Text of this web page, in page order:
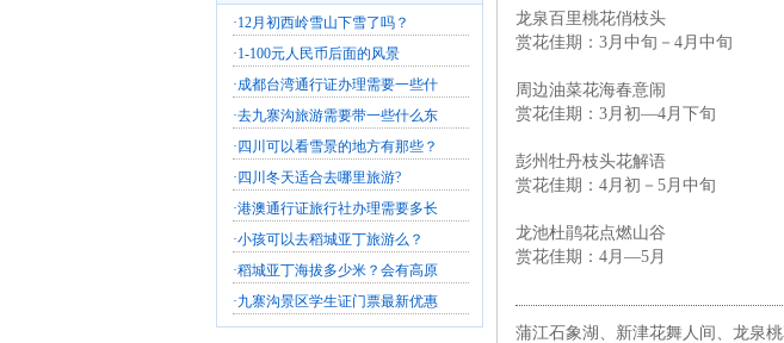
·12月初西岭雪山下雪了吗？
·1-100元人民币后面的风景
·成都台湾通行证办理需要一些什
·去九寨沟旅游需要带一些什么东
· 四川可以看雪景的地方有那些？
· 四川冬天适合去哪里旅游?
·港澳通行证旅行社办理需要多长
·小孩可以去稻城亚丁旅游么？
·稻城亚丁海拔多少米？会有高原
·九寨沟景区学生证门票最新优惠
龙泉百里桃花俏枝头
赏花佳期：3月中旬－4月中旬
周边油菜花海春意闹
赏花佳期：3月初—4月下旬
彭州牡丹枝头花解语
赏花佳期：4月初－5月中旬
龙池杜鹃花点燃山谷
赏花佳期：4月—5月
蒲江石象湖、新津花舞人间、龙泉